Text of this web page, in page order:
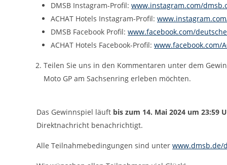
DMSB Instagram-Profil: www.instagram.com/
ACHAT Hotels Instagram-Profil:
DMSB Facebook Profil: www.facebook.com/
ACHAT Hotels Facebook-Profil: www.facebook.com/
Teilen Sie uns in den Kommentaren unter dem
Moto GP am Sachsenring erleben möchten.
Das Gewinnspiel läuft bis zum 14. Mai 2024 um 23:59
Direktnachricht benachrichtigt.
Alle Teilnahmebedingungen sind unter www.dmsb.de/
Cookie Laufzeit: 12 Monate
Statistiken
Berichten über die Website-Nutzungsstatistik dienen, ohne dass
einzelne Besucher persönlich identifiziert werden können.
_gat, _ga, _gid